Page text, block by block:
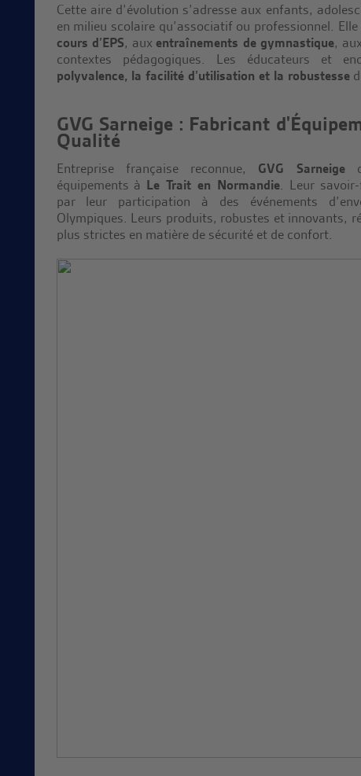
Cette aire d’évolution s’adresse aux enfants,
en milieu scolaire qu’associatif ou professionnel.
cours d’EPS, aux entraînements de gymnastique, aux
contextes pédagogiques. Les éducateurs et
polyvalence, la facilité d’utilisation et la robustesse
GVG Sarneige : Fabricant
Qualité
Entreprise française reconnue, GVG Sarneige
équipements à Le Trait en Normandie. Leur
par leur participation à des événements
Olympiques. Leurs produits, robustes et innovants,
plus strictes en matière de sécurité et de confort.